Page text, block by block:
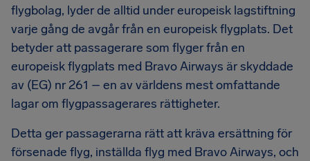
flygbolag, lyder de alltid under europeisk lagstiftning
varje gång de avgår från en europeisk flygplats. Det
betyder att passagerare som flyger från en
europeisk flygplats med Bravo Airways är skyddade
av (EG) nr 261 – en av världens mest omfattande
lagar om flygpassagerares rättigheter.
Detta ger passagerarna rätt att kräva ersättning för
försenade flyg, inställda flyg med Bravo Airways, och